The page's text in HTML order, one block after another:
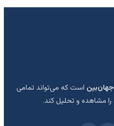
است که می‌تواند تمامی
مشاهده و تحلیل کند.